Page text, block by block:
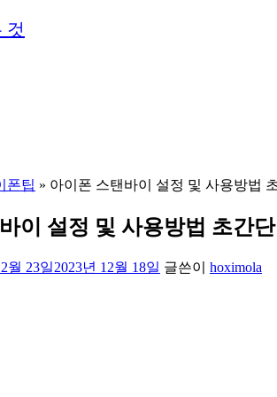
것
폰팁 » 아이폰 스탠바이 설정 및 사용방법
이 설정 및 사용방법 초간단
월 23일2023년 12월 18일 글쓴이 hoximola